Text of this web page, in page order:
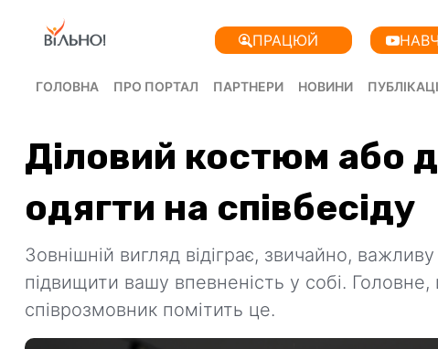
ПРАЦЮЙ
ГОЛОВНА ПРО ПОРТАЛ ПАРТНЕРИ НОВИНИ
Діловий костюм або
одягти на співбесіду
Зовнішній вигляд відіграє, звичайно,
підвищити вашу впевненість у собі.
співрозмовник помітить це.